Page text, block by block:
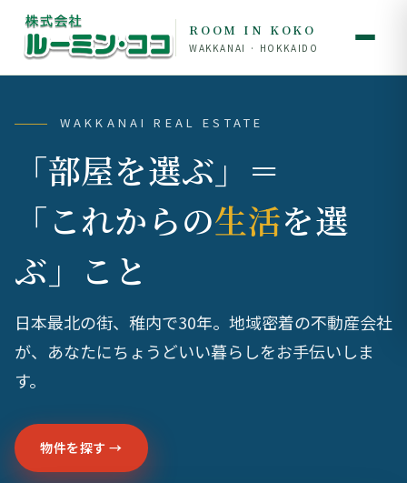
ROOM IN KOKO
WAKKANAI · HOKKAIDO
WAKKANAI REAL ESTATE
「部屋を選ぶ」＝
「これからの生活を選
ぶ」こと
日本最北の街、稚内で30年。地域密着の不動産会社
が、あなたにちょうどいい暮らしをお手伝いしま
す。
物件を探す →